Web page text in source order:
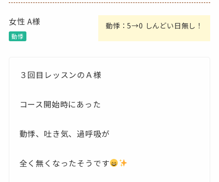
女性 A様
動悸
動悸：5→0 しんどい日無し！
３回目レッスンのＡ様
コース開始時にあった
動悸、吐き気、過呼吸が
全く無くなったそうです